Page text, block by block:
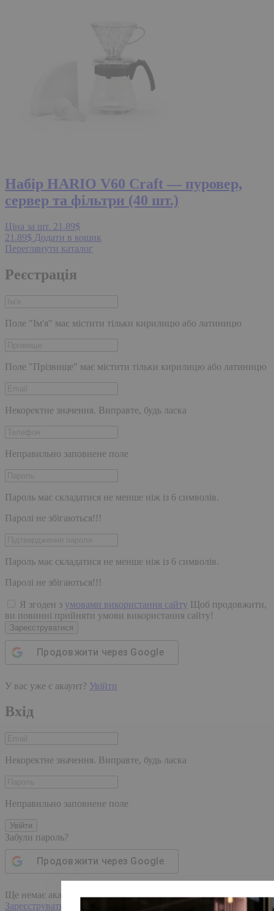
Набір HARIO V60 Craft — пуровер,
сервер та фільтри (40 шт.)
Ціна за шт. 21.89$
21.89$ Додати в кошик
Переглянути каталог
Реєстрація
Поле "Ім'я" має містити тільки кирилицю або латиницю
Поле "Прізвище" має містити тільки кирилицю або латиницю
Некоректне значення. Виправте, будь ласка
Неправильно заповнене поле
Пароль має складатися не менше ніж із 6 символів.
Паролі не збігаються!!!
Пароль має складатися не менше ніж із 6 символів.
Паролі не збігаються!!!
Я згоден з умовами використання сайту Щоб продовжити,
ви повинні прийняти умови використання сайту!
Зареєструватися
Продовжити через Google
У вас уже є акаунт? Увійти
Вхід
Некоректне значення. Виправте, будь ласка
Неправильно заповнене поле
Увійти
Забули пароль?
Продовжити через Google
Ще немає акаунта?
Зареєструватися